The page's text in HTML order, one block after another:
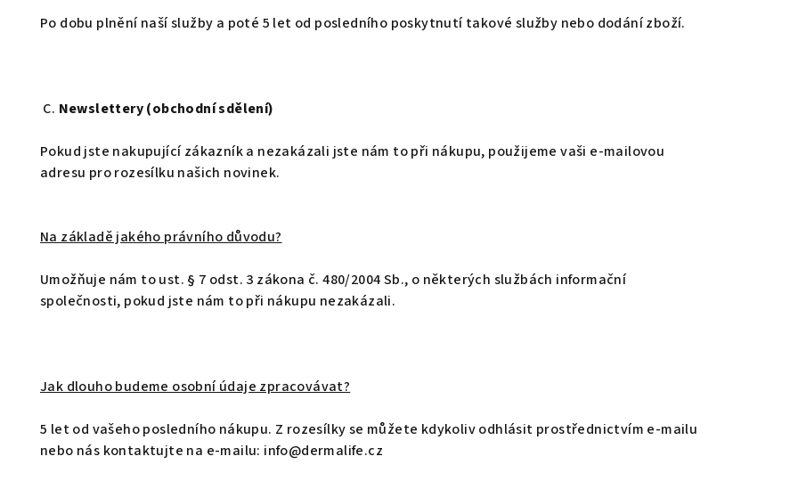
Po dobu plnění naší služby a poté 5 let od posledního poskytnutí takové služby nebo dodání zboží.
C. Newslettery (obchodní sdělení)
Pokud jste nakupující zákazník a nezakázali jste nám to při nákupu, použijeme vaši e-mailovou
adresu pro rozesílku našich novinek.
Na základě jakého právního důvodu?
Umožňuje nám to ust. § 7 odst. 3 zákona č. 480/2004 Sb., o některých službách informační
společnosti, pokud jste nám to při nákupu nezakázali.
Jak dlouho budeme osobní údaje zpracovávat?
5 let od vašeho posledního nákupu. Z rozesílky se můžete kdykoliv odhlásit prostřednictvím e-mailu
nebo nás kontaktujte na e-mailu: info@dermalife.cz